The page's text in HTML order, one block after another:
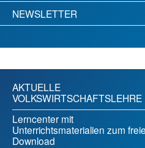
NEWSLETTER
AKTUELLE
VOLKSWIRTSCHAFTSLEHRE
Lerncenter mit
Unterrichtsmaterialien zum
Download